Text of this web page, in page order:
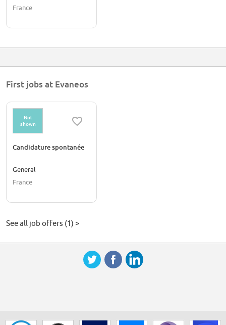
France
First jobs at Evaneos
Not
shown
Candidature spontanée
General
France
See all job offers (1) >